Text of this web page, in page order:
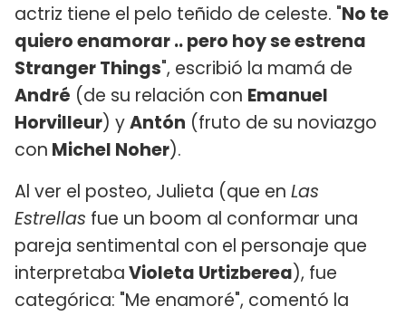
actriz tiene el pelo teñido de celeste. "No te
quiero enamorar .. pero hoy se estrena
Stranger Things", escribió la mamá de
André (de su relación con Emanuel
Horvilleur) yAntón (fruto de su noviazgo
con Michel Noher).
Al ver el posteo, Julieta (que en Las
Estrellas fue un boom al conformar una
pareja sentimental con el personaje que
interpretabaVioleta Urtizberea), fue
categórica: "Me enamoré", comentó la